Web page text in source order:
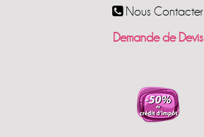
Nous Contacter
Demande de Devis